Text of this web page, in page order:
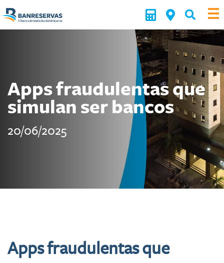
Apps fraudulentas que
simulan ser bancos
20/06/2025
Apps fraudulentas que